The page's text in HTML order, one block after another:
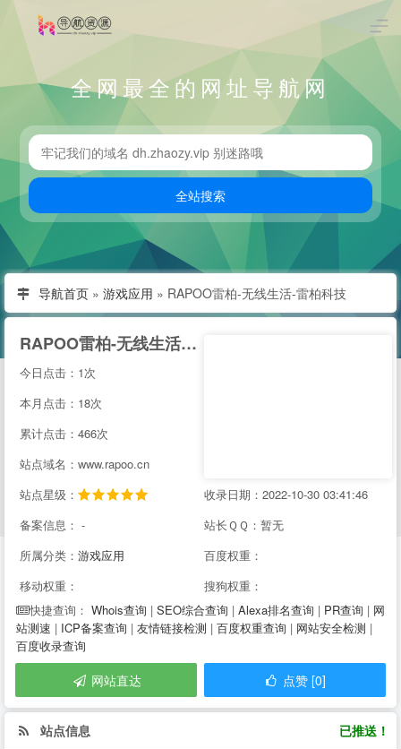
全网最全的网址导航网
导航首页 » 游戏应用 » RAPOO雷柏-无线生活-雷柏科技
RAPOO雷柏-无线生活-雷柏科技
今日点击：1次
本月点击：18次
累计点击：466次
站点域名：www.rapoo.cn
站点星级：
收录日期：2022-10-30 03:41:46
备案信息： -
站长ＱＱ：暂无
所属分类： 游戏应用
百度权重：
移动权重：
搜狗权重：
快捷查询： Whois查询 | SEO综合查询 | Alexa排名查询 | PR查询 | 网
站测速 | ICP备案查询 | 友情链接检测 | 百度权重查询 | 网站安全检测 |
百度收录查询
网站直达 点赞 [0]
站点信息 已推送！